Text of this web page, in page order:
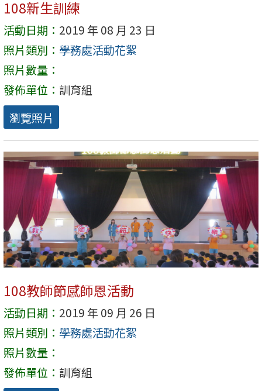
108新生訓練
活動日期： 2019 年 08 月 23 日
照片類別： 學務處活動花絮
照片數量：
發佈單位： 訓育組
瀏覽照片
108教師節感師恩活動
活動日期： 2019 年 09 月 26 日
照片類別： 學務處活動花絮
照片數量：
發佈單位： 訓育組